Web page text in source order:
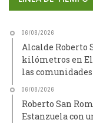
06/08/2026
Alcalde Roberto
kilómetros en
las comunidades
06/08/2026
Roberto San
Estanzuela con